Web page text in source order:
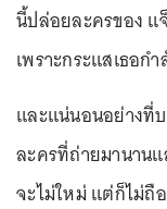
นี้ปล่อยละครของ แ
เพราะกระแสเธอ
และแน่นอนอย่างที่
ละครที่ถ่ายมานาน
จะไม่ใหม่ แต่ก็ไม่ถื